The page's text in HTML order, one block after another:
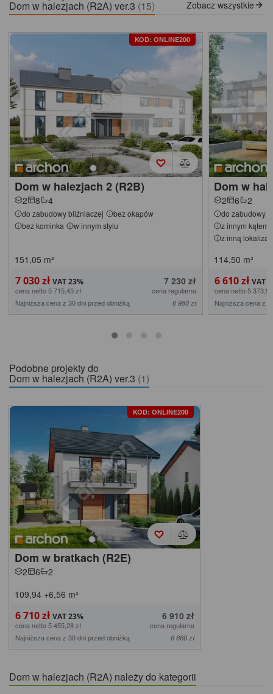
Dom w halezjach (R2A) ver.3 (15) Zobacz wszystkie
KOD: ONLINE200
Dom w halezjach 2 (R2B)
2 8 4
do zabudowy bliźniaczej
bez okapów
bez kominka
w innym stylu
151,05 m²
7 030 zł 7 230 zł
cena netto 5 715,45 zł
cena regularna
Najniższa cena z 30 dni przed obniżką
6 980 zł
Dom w
2 6 2
do zabudowy
z innym kątem
z inną
114,50 m²
6 610 zł
cena netto 5
Najniższa cena z
Podobne projekty do
Dom w halezjach (R2A) ver.3 (1)
KOD: ONLINE200
Dom w bratkach (R2E)
2 6
2
109,94 +6,56 m²
6 710 zł 6 910 zł
cena netto 5 455,28 zł
cena regularna
Najniższa cena z 30 dni przed obniżką
6 660 zł
Dom w halezjach (R2A) należy do kategorii